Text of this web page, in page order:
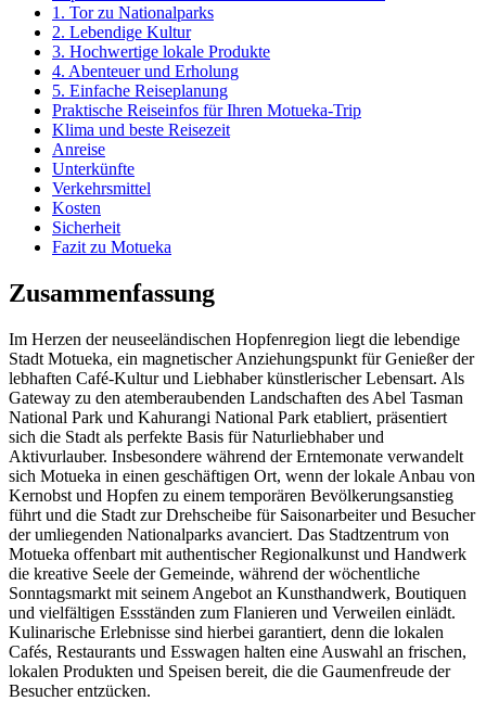
1. Tor zu Nationalparks
2. Lebendige Kultur
3. Hochwertige lokale Produkte
4. Abenteuer und Erholung
5. Einfache Reiseplanung
Praktische Reiseinfos für Ihren Motueka-Trip
Klima und beste Reisezeit
Anreise
Unterkünfte
Verkehrsmittel
Kosten
Sicherheit
Fazit zu Motueka
Zusammenfassung
Im Herzen der neuseeländischen Hopfenregion liegt die lebendige
Stadt Motueka, ein magnetischer Anziehungspunkt für Genießer der
lebhaften Café-Kultur und Liebhaber künstlerischer Lebensart. Als
Gateway zu den atemberaubenden Landschaften des Abel Tasman
National Park und Kahurangi National Park etabliert, präsentiert
sich die Stadt als perfekte Basis für Naturliebhaber und
Aktivurlauber. Insbesondere während der Erntemonate verwandelt
sich Motueka in einen geschäftigen Ort, wenn der lokale Anbau von
Kernobst und Hopfen zu einem temporären Bevölkerungsanstieg
führt und die Stadt zur Drehscheibe für Saisonarbeiter und Besucher
der umliegenden Nationalparks avanciert. Das Stadtzentrum von
Motueka offenbart mit authentischer Regionalkunst und Handwerk
die kreative Seele der Gemeinde, während der wöchentliche
Sonntagsmarkt mit seinem Angebot an Kunsthandwerk, Boutiquen
und vielfältigen Essständen zum Flanieren und Verweilen einlädt.
Kulinarische Erlebnisse sind hierbei garantiert, denn die lokalen
Cafés, Restaurants und Esswagen halten eine Auswahl an frischen,
lokalen Produkten und Speisen bereit, die die Gaumenfreude der
Besucher entzücken.